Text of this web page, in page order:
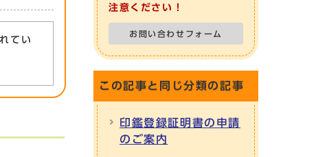
てい
注意ください！
お問い合わせフォーム
この記事と同じ分類の記事
印鑑登録証明書の申請
のご案内